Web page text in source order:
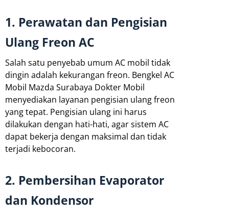
1. Perawatan dan Pengisian
Ulang Freon AC
Salah satu penyebab umum AC mobil tidak
dingin adalah kekurangan freon. Bengkel AC
Mobil Mazda Surabaya Dokter Mobil
menyediakan layanan pengisian ulang freon
yang tepat. Pengisian ulang ini harus
dilakukan dengan hati-hati, agar sistem AC
dapat bekerja dengan maksimal dan tidak
terjadi kebocoran.
2. Pembersihan Evaporator
dan Kondensor